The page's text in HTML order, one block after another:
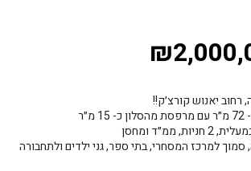
רחוב יאנוש קורצ׳ק!!
ממ״ד ומחסן
סמוך למרכז המסחרי, בתי ספר, גני ילדים ולתחבורה